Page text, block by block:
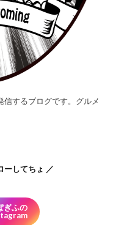
するブログです。グルメ
ーしてちょ ／
ぎふの